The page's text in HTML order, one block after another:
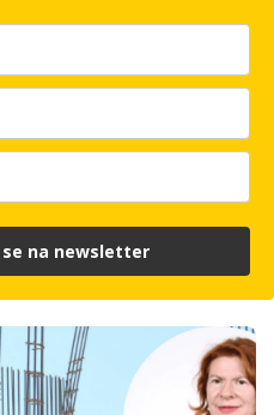
timski rad: Kako se
od 20 metara
na newsletter